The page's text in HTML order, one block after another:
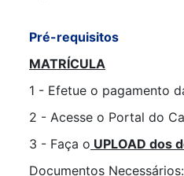
Pré-requisitos
MATRÍCULA
1 - Efetue o pagamento
2 - Acesse o Portal do
3 - Faça o UPLOAD dos
Documentos Necessários: